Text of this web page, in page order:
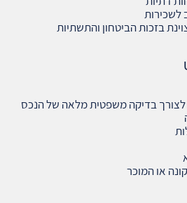
לשכירות
בזכות הביטחון והתשתיות
לצורך בדיקה משפטית מלאה של הנכס
או המוכר